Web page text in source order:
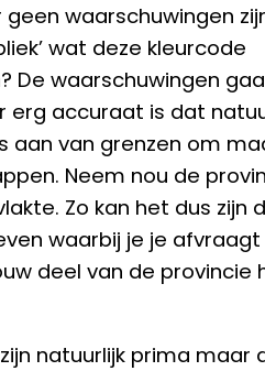
waarschuwingen
wat deze kleurcode
De waarschuwingen
erg accuraat is dat
aan van grenzen om
Neem nou de
Zo kan het dus zijn
waarbij je je
deel van de provincie
natuurlijk prima maar